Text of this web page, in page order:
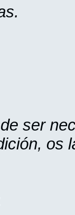
ser
os